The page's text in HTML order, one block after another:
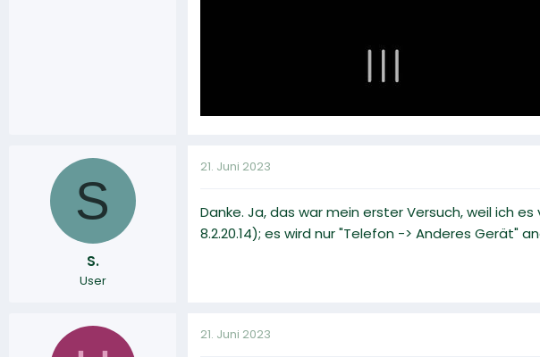
S
S.
User
21. Juni 2023
Danke. Ja, das war mein erster Versuch, weil ich
8.2.20.14); es wird nur "Telefon -> Anderes Gerät"
21. Juni 2023